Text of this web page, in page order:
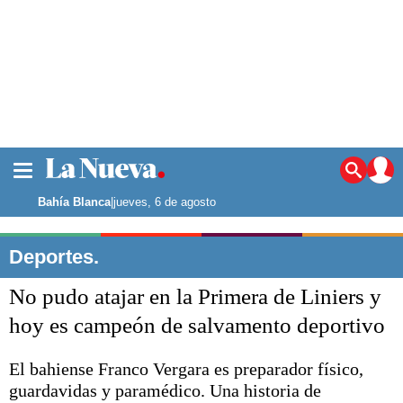
Noticias
La ciudad
Punta Alta
El mundo
Seguridad
Deportes
Escenario Olímpico
Liga del Sur
Bahía Blanca|jueves, 6 de agosto
Deportes.
No pudo atajar en la Primera de Liniers y
hoy es campeón de salvamento deportivo
El bahiense Franco Vergara es preparador físico,
guardavidas y paramédico. Una historia de